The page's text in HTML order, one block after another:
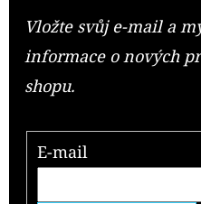
Vložte svůj e-mail a
informace o nových
shopu.
E-mail